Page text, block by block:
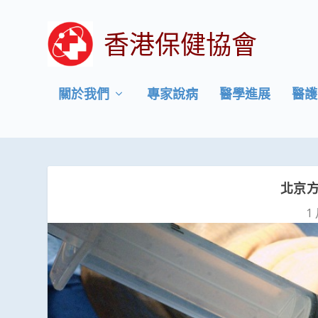
香港保健協會
關於我們 專家說病 醫學進展 醫
北京
1